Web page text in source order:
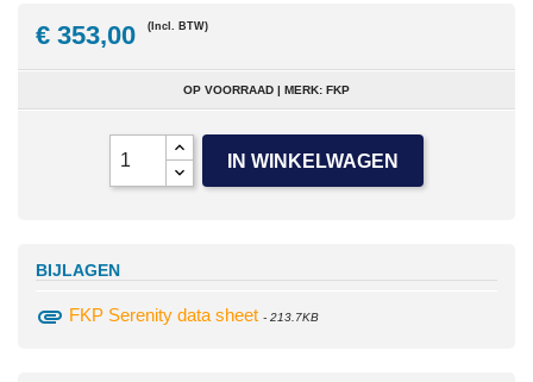
€ 353,00 (Incl. BTW)
OP VOORRAAD | MERK: FKP
IN WINKELWAGEN
BIJLAGEN
attachment FKP Serenity data sheet - 213.7KB